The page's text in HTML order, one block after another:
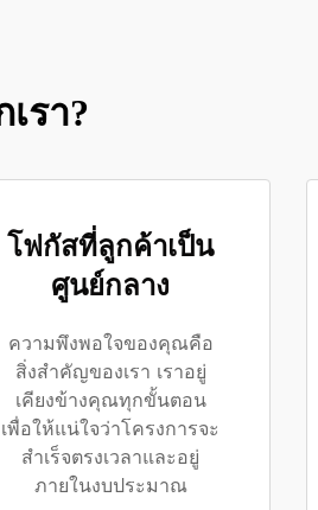
รา?
โฟกัสที่ลูกค้าเป็น
ศูนย์กลาง
ความพึงพอใจของคุณคือ
สิ่งสำคัญของเรา เราอยู่
เคียงข้างคุณทุกขั้นตอน
เพื่อให้แน่ใจว่าโครงการจะ
สำเร็จตรงเวลาและอยู่
ภายในงบประมาณ